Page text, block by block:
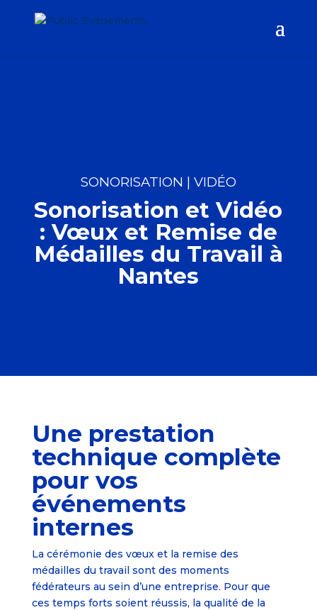
SONORISATION | VIDÉO
Sonorisation et Vidéo
: Vœux et Remise de
Médailles du Travail à
Nantes
Une prestation
technique complète
pour vos
événements
internes
La cérémonie des vœux et la remise des
médailles du travail sont des moments
fédérateurs au sein d’une entreprise. Pour que
ces temps forts soient réussis, la qualité de la